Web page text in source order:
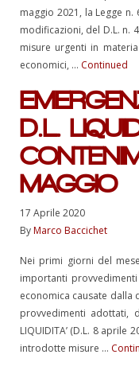
maggio 2021, la Legge
modificazioni, del D.L. n.
misure urgenti in
economici, … Continued
D.L.
MAGGIO
17 Aprile 2020
ByMarco Baccichet
Nei primi giorni del
importanti
economica causate dalla
provvedimenti adottati,
LIQUIDITA’ (D.L. 8 aprile
introdotte misure …